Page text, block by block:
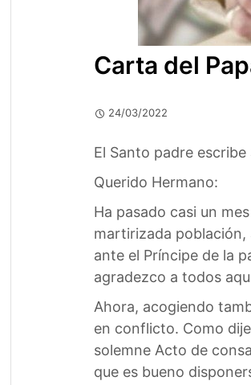
Carta del
24/03/2022
El Santo padre
Querido Hermano:
Ha pasado casi un
martirizada población,
ante el Príncipe de la
agradezco a todos
Ahora, acogiendo
en conflicto. Como
solemne Acto de
que es bueno